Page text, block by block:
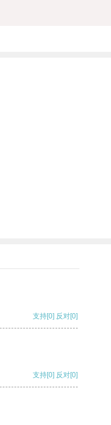
支持[0] 反对[0]
支持[0] 反对[0]